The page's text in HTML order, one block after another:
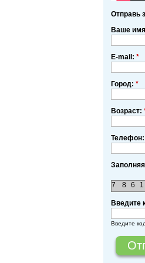
Отправь
Ваше
E-mail: *
Город: *
Возраст:
Телефон:
8
7 6 1
Введите
Введите